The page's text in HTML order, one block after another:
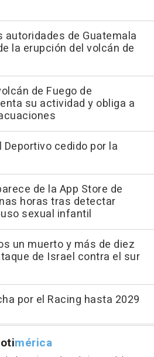
autoridades de Guatemala
la erupción del volcán de
de Fuego de
su actividad y obliga a
Deportivo cedido por la
de la App Store de
horas tras detectar
sexual infantil
un muerto y más de diez
de Israel contra el sur
por el Racing hasta 2029
mérica